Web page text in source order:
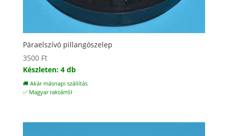
Páraelszívó pillangószelep
3500 Ft
Készleten: 4 db
🚚 Akár másnapi szállítás
✅ Magyar raktárról